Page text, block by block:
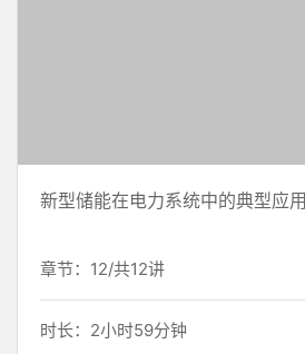
新型储能在电力系统中的典型应用
章节：12/共12讲
时长：2小时59分钟